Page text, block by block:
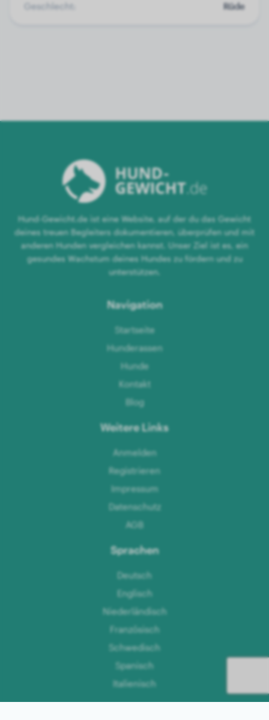
Geschlecht:
Rüde
Hund-Gewicht.de ist eine Website, auf der du das Gewicht
deines treuen Begleiters dokumentieren, überprüfen und mit
anderen Hunden vergleichen kannst. Unser Ziel ist es, ein
gesundes Wachstum deines Hundes zu fördern und zu
unterstützen.
Navigation
Startseite
Hunderassen
Hunde
Kontakt
Blog
Weitere Links
Anmelden
Registrieren
Impressum
Datenschutz
AGB
Sprachen
Deutsch
Englisch
Niederländisch
Französisch
Schwedisch
Spanisch
Italienisch